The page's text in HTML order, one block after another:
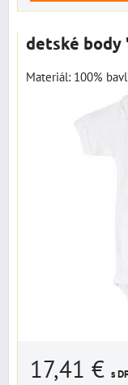
detské body
Materiál: 100%
17,41 € s